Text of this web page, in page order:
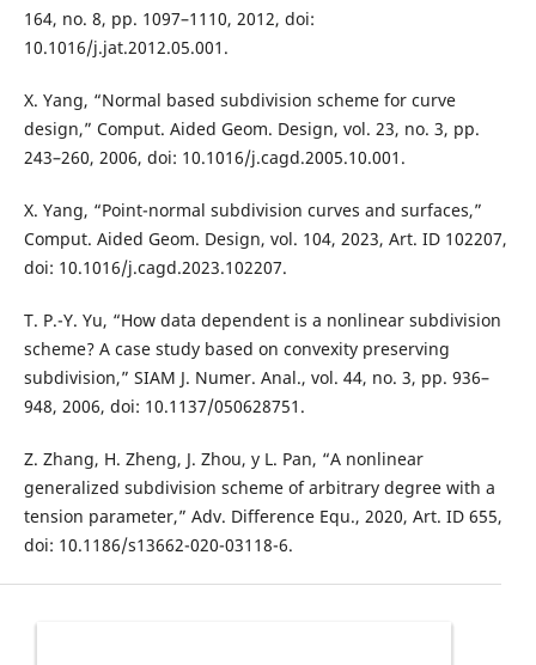
164, no. 8, pp. 1097–1110, 2012, doi:
10.1016/j.jat.2012.05.001.
X. Yang, “Normal based subdivision scheme for curve
design,” Comput. Aided Geom. Design, vol. 23, no. 3, pp.
243–260, 2006, doi: 10.1016/j.cagd.2005.10.001.
X. Yang, “Point-normal subdivision curves and surfaces,”
Comput. Aided Geom. Design, vol. 104, 2023, Art. ID 102207,
doi: 10.1016/j.cagd.2023.102207.
T. P.-Y. Yu, “How data dependent is a nonlinear subdivision
scheme? A case study based on convexity preserving
subdivision,” SIAM J. Numer. Anal., vol. 44, no. 3, pp. 936–
948, 2006, doi: 10.1137/050628751.
Z. Zhang, H. Zheng, J. Zhou, y L. Pan, “A nonlinear
generalized subdivision scheme of arbitrary degree with a
tension parameter,” Adv. Difference Equ., 2020, Art. ID 655,
doi: 10.1186/s13662-020-03118-6.